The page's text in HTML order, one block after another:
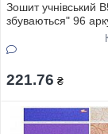
Зошит учнівський
збуваються" 96
Мiста свiту" 3885
221.76 ₴